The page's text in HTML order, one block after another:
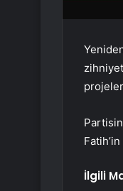
projeler
İlgili